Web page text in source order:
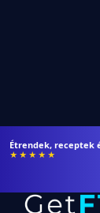
Fogyj és izmosodj
★★★★★